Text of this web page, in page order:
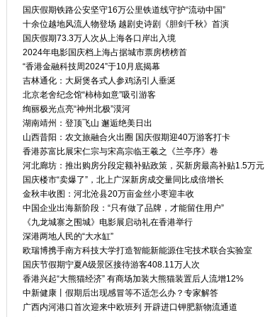
国庆假期铁路公安坚守16万公里铁道线守护“流动中国”
十余位越地风流人物登场 越剧史诗剧《胆剑千秋》首演
国庆假期73.3万人次从上海各口岸出入境
2024年电影国庆档上海占据城市票房榜榜首
“香港金融科技周2024”于10月底揭幕
吉林通化：大厨煲各式人参鸡汤引人垂涎
北京老舍纪念馆“柿柿如意”吸引游客
绚丽极光点亮“神州北极”漠河
湖南靖州：登顶飞山 邂逅绝美日出
山西昔阳：农文旅融合火出圈 国庆假期迎40万游客打卡
香港苏富比展宋仁宗与宋高宗临王羲之《兰亭序》卷
河北廊坊：推出购房分段定额补贴政策，买新房最高补贴1.5万元
国庆楼市“卖爆了”，北上广深新房成交量同比成倍增长
金秋丰收图：河北沧县20万亩金丝小枣迎丰收
中国企业出海新阶段：“只有做了品牌，才能留住用户”
《九龙城寨之围城》电影展启动礼在香港举行
深港两地人民的“大水缸”
欧瑞博携手南方科技大学打造智能新能源住宅技术联合实验室
国庆节假期宁夏A级景区接待游客408.11万人次
香港兴起“大熊猫经济” 有商场加装大熊猫装置后人流增12%
中新健康丨假期后出现感冒等不适怎么办？专家解答
广西内河港口首次迎来中欧班列 开辟进口钾肥新物流通道